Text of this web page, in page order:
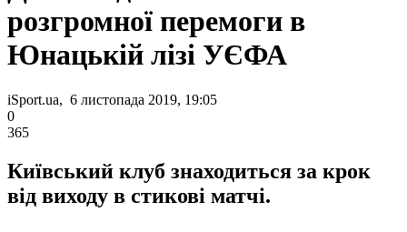
розгромної перемоги в
Юнацькій лізі УЄФА
iSport.ua, 6 листопада 2019, 19:05
0
365
Київський клуб знаходиться за крок
від виходу в стикові матчі.